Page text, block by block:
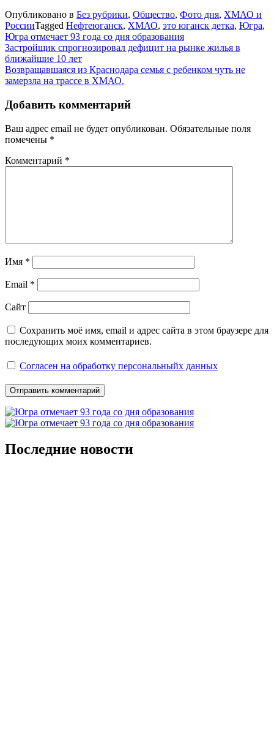
Опубликовано в Без рубрики, Общество, Фото дня, ХМАО и
РоссииTagged Нефтеюганск, ХМАО, это юганск детка, Югра,
Югра отмечает 93 года со дня образования
Навигация
по
записям
Застройщик спрогнозировал дефицит на рынке жилья в
ближайшие 10 лет
Возвращавшаяся из Краснодара семья с ребенком чуть не
замерзла на трассе в ХМАО.
Добавить комментарий
Ваш адрес email не будет опубликован. Обязательные поля
помечены *
Комментарий *
Имя *
Email *
Сайт
Сохранить моё имя, email и адрес сайта в этом браузере для
последующих моих комментариев.
Согласен на обработку персональныйх данных
Последние новости